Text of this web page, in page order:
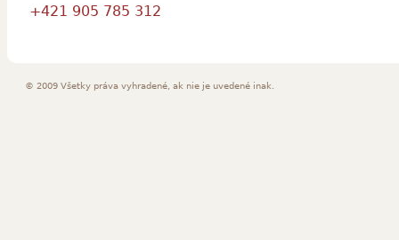
+421 905 785 312
© 2009 Všetky práva vyhradené, ak nie je uvedené inak.